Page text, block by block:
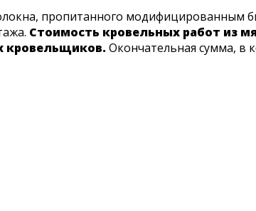
пропитанного модифицированным
Стоимость кровельных работ из
кровельщиков. Окончательная сумма, в